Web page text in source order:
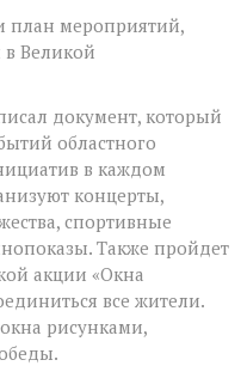
Дону
к
пройдет
60
крупных
патриотических
мероприятий
план мероприятий,
Великой
документ, который
областного
в каждом
концерты,
спортивные
Также пройдет
акции «Окна
все жители.
рисунками,